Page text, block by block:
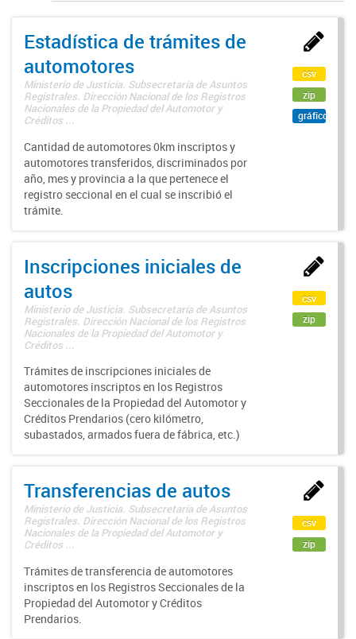
Estadística de trámites de
automotores
Ministerio de Justicia. Subsecretaría de Asuntos
Registrales. Dirección Nacional de los Registros
Nacionales de la Propiedad del Automotor y
Créditos ...
Cantidad de automotores 0km inscriptos y
automotores transferidos, discriminados por
año, mes y provincia a la que pertenece el
registro seccional en el cual se inscribió el
trámite.
csv
zip
gráfico
Inscripciones iniciales de
autos
Ministerio de Justicia. Subsecretaría de Asuntos
Registrales. Dirección Nacional de los Registros
Nacionales de la Propiedad del Automotor y
Créditos ...
Trámites de inscripciones iniciales de
automotores inscriptos en los Registros
Seccionales de la Propiedad del Automotor y
Créditos Prendarios (cero kilómetro,
subastados, armados fuera de fábrica, etc.)
csv
zip
Transferencias de autos
Ministerio de Justicia. Subsecretaría de Asuntos
Registrales. Dirección Nacional de los Registros
Nacionales de la Propiedad del Automotor y
Créditos ...
Trámites de transferencia de automotores
inscriptos en los Registros Seccionales de la
Propiedad del Automotor y Créditos
Prendarios.
csv
zip